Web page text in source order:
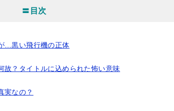
〓目次
…黒い飛行機の正体
故？タイトルに込められた怖い意味
実なの？